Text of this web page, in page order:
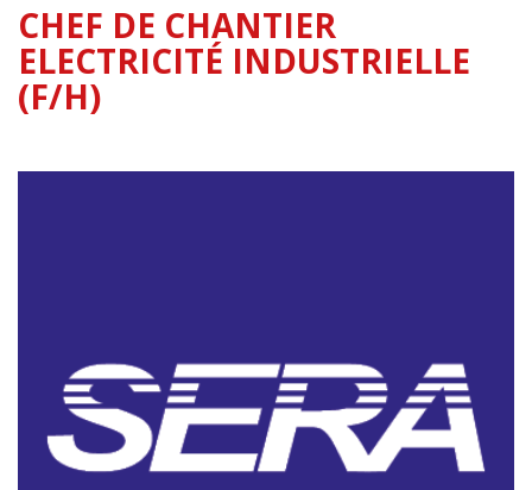
CHEF DE CHANTIER
ELECTRICITÉ INDUSTRIELLE
(F/H)